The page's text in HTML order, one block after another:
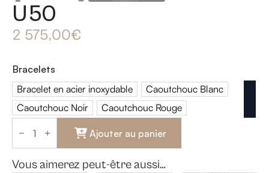
U50
2 575,00€
Bracelets
Bracelet en acier inoxydableBracelet en acier inoxydable
Caoutchouc Blanc
Caoutchouc Blanc
Caoutchouc NoirCaoutchouc NoirCaoutchouc Rouge
Caoutchouc Rouge
quantité
de
Ajouter au panier
Vous aimerez peut-être aussi…